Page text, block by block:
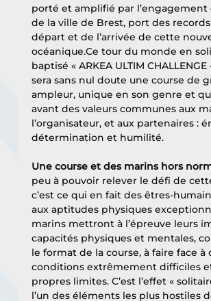
porté et amplifié par l’engagement
de la ville de Brest, port des
départ et de l’arrivée de cette
océanique.Ce tour du monde en
baptisé « ARKEA ULTIM CHALLENGE
sera sans nul doute une course de
ampleur, unique en son genre et
avant des valeurs communes aux
l’organisateur, et aux partenaires :
détermination et humilité.
Une course et des marins hors
peu à pouvoir relever le défi de
c’est ce qui en fait des êtres-
aux aptitudes physiques
marins mettront à l’épreuve leurs
capacités physiques et mentales,
le format de la course, à faire face à
conditions extrêmement difficiles
propres limites. C’est l’effet «
l’un des éléments les plus hostiles